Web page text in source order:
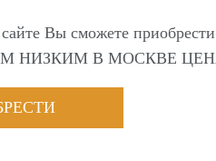
Вы сможете
НИЗКИМ В МОСКВЕ